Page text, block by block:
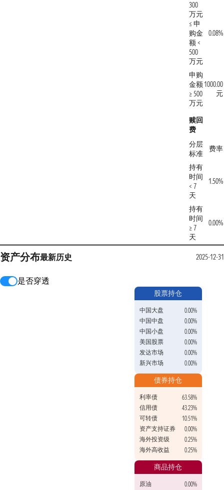
300
万元
≤ 申
购金
额 <
500
万元
0.08%
申购
金额
≥ 500
万元
1000.00
元
赎回
费
分层
标准
费率
持有
时间
< 7
天
1.50%
持有
时间
≥ 7
天
0.00%
资产分布最新历史 2025-12-31
是否穿透
股票持仓
中国大盘
0.00%
中国中盘
0.00%
中国小盘
0.00%
美国股票
0.00%
发达市场
0.00%
新兴市场
0.00%
债券持仓
利率债
63.58%
信用债
43.23%
可转债
10.51%
资产支持证券
0.00%
海外投资级
0.25%
海外高收益
0.25%
商品持仓
原油
0.00%